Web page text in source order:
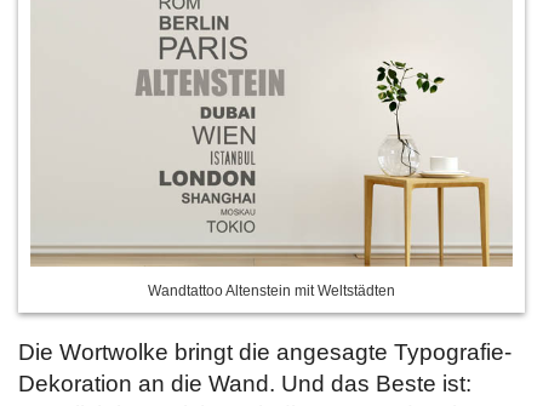
Wandtattoo Altenstein mit Weltstädten
Die Wortwolke bringt die angesagte Typografie-
Dekoration an die Wand. Und das Beste ist: